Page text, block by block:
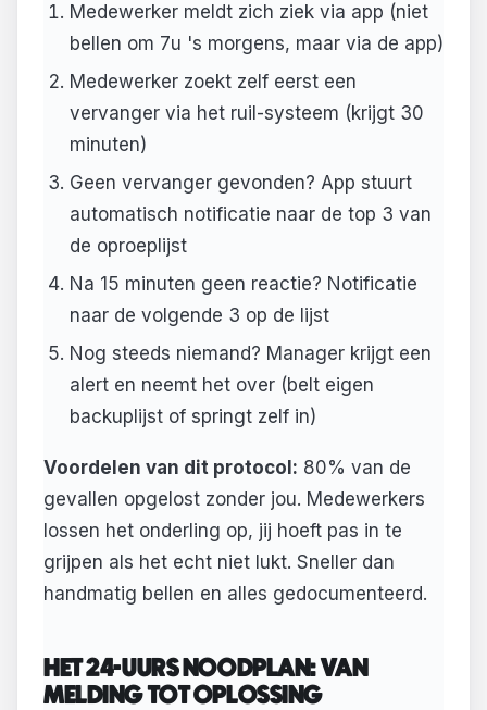
Medewerker meldt zich ziek via app (niet
bellen om 7u 's morgens, maar via de app)
Medewerker zoekt zelf eerst een
vervanger via het ruil-systeem (krijgt 30
minuten)
Geen vervanger gevonden? App stuurt
automatisch notificatie naar de top 3 van
de oproeplijst
Na 15 minuten geen reactie? Notificatie
naar de volgende 3 op de lijst
Nog steeds niemand? Manager krijgt een
alert en neemt het over (belt eigen
backuplijst of springt zelf in)
Voordelen van dit protocol: 80% van de
gevallen opgelost zonder jou. Medewerkers
lossen het onderling op, jij hoeft pas in te
grijpen als het echt niet lukt. Sneller dan
handmatig bellen en alles gedocumenteerd.
HET 24-UURS NOODPLAN: VAN
MELDING TOT OPLOSSING